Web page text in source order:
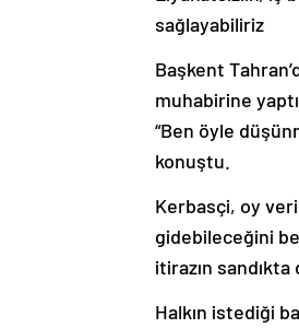
sağlayabiliriz
Başkent
muhabirine
“Ben öyle
konuştu.
Kerbasçi, oy
gidebileceğini
itirazın
Halkın istediği